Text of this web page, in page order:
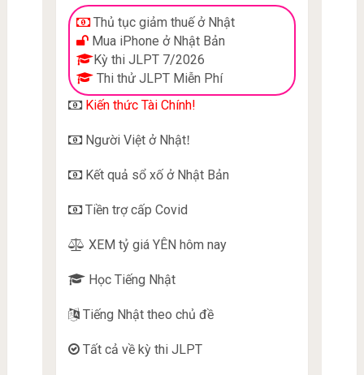
Thủ tục giảm thuế ở Nhật
Mua iPhone ở Nhật Bản
Kỳ thi JLPT 7/2026
Thi thử JLPT Miễn Phí
Kiến thức Tài Chính!
Người Việt ở Nhật!
Kết quả sổ xố ở Nhật Bản
Tiền trợ cấp Covid
XEM tỷ giá YÊN hôm nay
Học Tiếng Nhật
Tiếng Nhật theo chủ đề
Tất cả về kỳ thi JLPT